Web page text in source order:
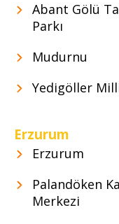
Abant Gölü
Parkı
Mudurnu
Yedigöller
Erzurum
Erzurum
Palandöken
Merkezi